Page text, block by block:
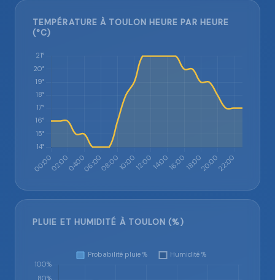
TEMPÉRATURE À TOULON HEURE PAR HEURE
(°C)
PLUIE ET HUMIDITÉ À TOULON (%)